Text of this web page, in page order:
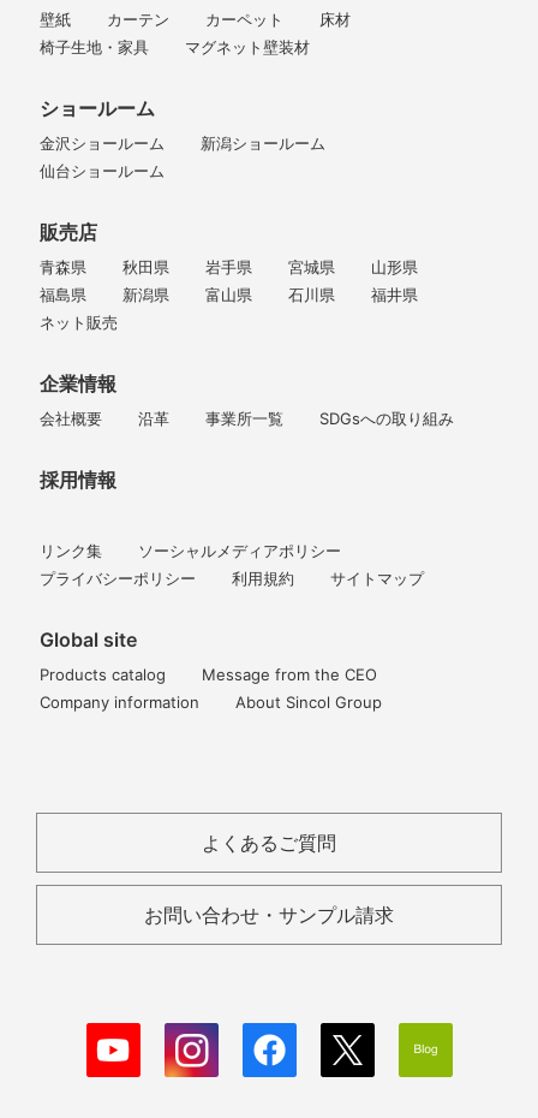
壁紙 カーテン カーペット
床材
椅子生地・家具
マグネット壁装材
ショールーム
金沢ショールーム
新潟ショールーム
仙台ショールーム
販売店
青森県 秋田県 岩手県 宮城県
山形県
福島県
新潟県 富山県 石川県
福井県
ネット販売
企業情報
会社概要 沿革 事業所一覧 SDGsへの取り組み
採用情報
リンク集
ソーシャルメディアポリシー
プライバシーポリシー
利用規約 サイトマップ
Global site
Products catalog
Message from the CEO
Company information
About Sincol Group
よくあるご質問
お問い合わせ・サンプル請求